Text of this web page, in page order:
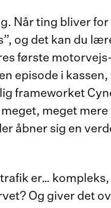
Når ting bliver
og det kan du
første
episode i
frameworket
meget
åbner sig en
er…
Og giver det